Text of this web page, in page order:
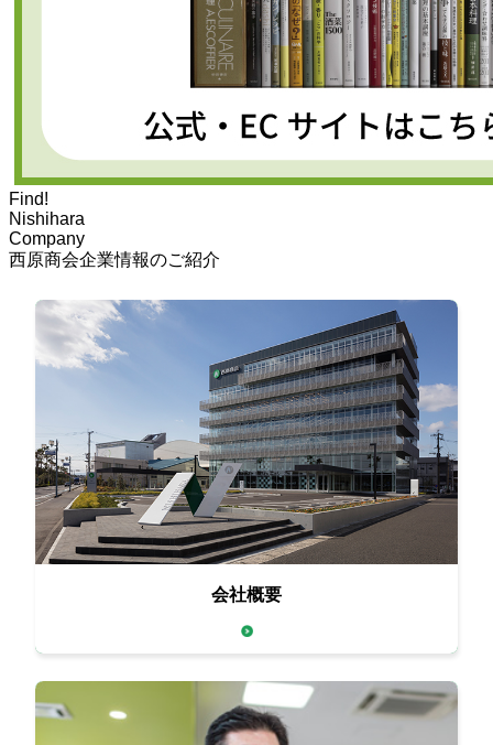
Find!
Nishihara
Company
西原商会企業情報のご紹介
会社概要